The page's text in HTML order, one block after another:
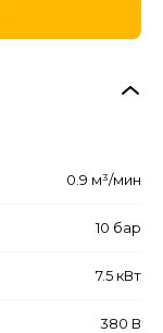
0.9 м³/мин
10 бар
7.5 кВт
380 В